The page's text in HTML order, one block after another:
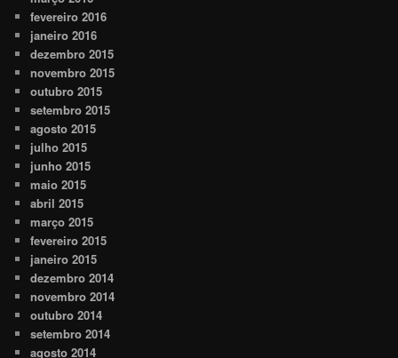
fevereiro 2016
janeiro 2016
dezembro 2015
novembro 2015
outubro 2015
setembro 2015
agosto 2015
julho 2015
junho 2015
maio 2015
abril 2015
março 2015
fevereiro 2015
janeiro 2015
dezembro 2014
novembro 2014
outubro 2014
setembro 2014
agosto 2014